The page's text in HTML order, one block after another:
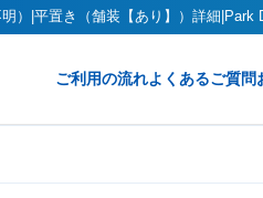
）|平置き（舗装【あり】）詳細|Park
ご利用の流れよくあるご質問